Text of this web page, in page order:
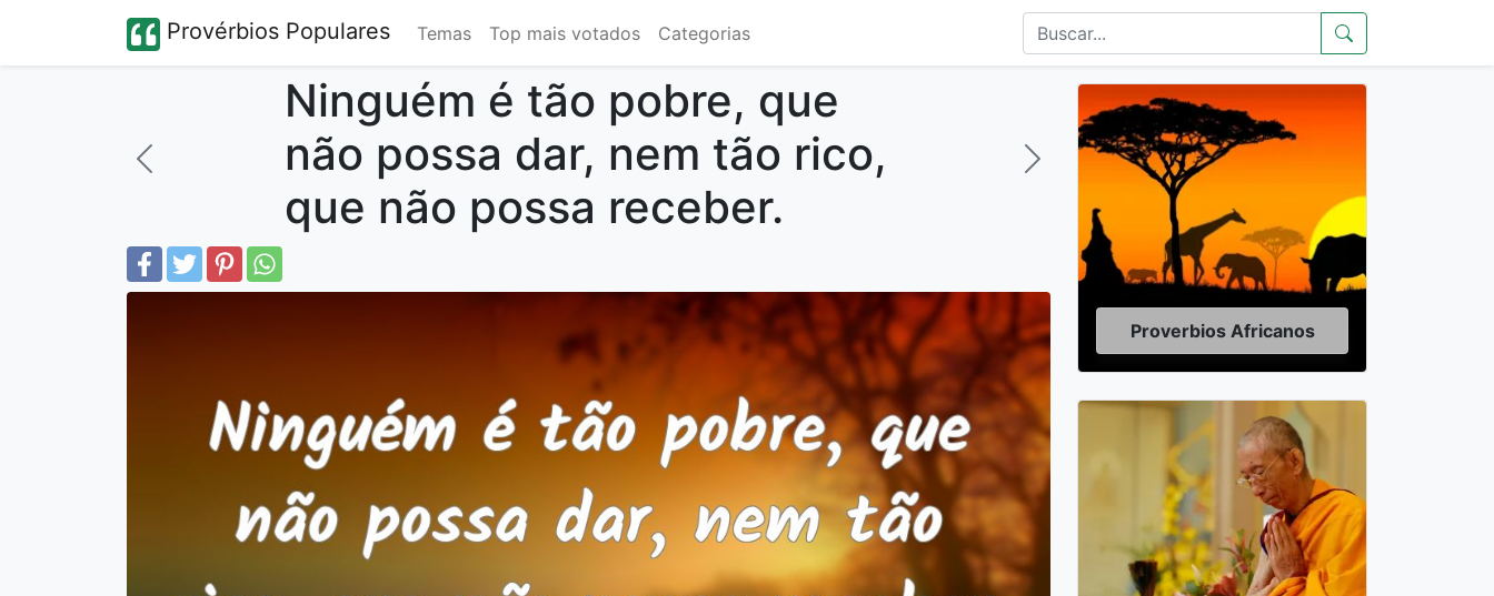
Provérbios Populares Temas Top mais votados Categorias
Ninguém é tão pobre, que
não possa dar, nem tão rico,
que não possa receber.
Proverbios Africanos